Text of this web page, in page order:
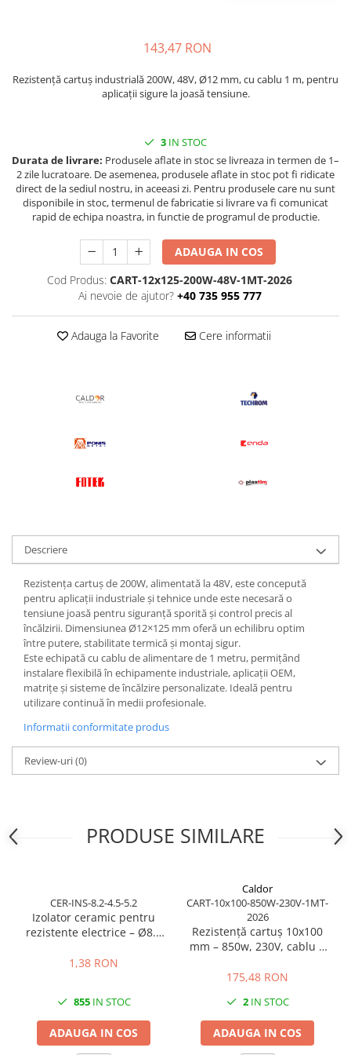
Rezistente electrice banda mica
Rezistente electrice plate mica
Incalzitor ceramic infrarosu
Rezistente electrice pentru uz
general
Incalzitoare Infrarosu (lampile sau
ceramice)
Lampile infrarosu
Incalzitor ceramic infrarosu
Accesorii
Accesorii
Rezistenta boiler
Rezistenta masina de spalat vase
Mese de lucru metalice &
echipamente de atelier
Bancuri & mese de lucru pentru
atelier
Bancuri de lucru 1.5 Metru
Bancuri de lucru industriale 2
metru
Carucior de scule
Carucior Atelier cu 5 sertare
BAK AG – Sudură & prelucrare
Unelte de Sudura cu Aer Cald
Duze sudura plastic cu aer cald
Cutie metalica de transport
Echipamente electrice și
automatizări
Conectori prize cabluri
Control și automatizare
Comutator și senzor
Controlere de temperatură
143,47 RON
Rezistență cartuș industrială 200W, 48V, Ø12 mm, cu cablu 1 m, pentru
aplicații sigure la joasă tensiune.
3 IN STOC
Durata de livrare: Produsele aflate in stoc se livreaza in termen de 1–
2 zile lucratoare. De asemenea, produsele aflate in stoc pot fi ridicate
direct de la sediul nostru, in aceeasi zi. Pentru produsele care nu sunt
disponibile in stoc, termenul de fabricatie si livrare va fi comunicat
rapid de echipa noastra, in functie de programul de productie.
ADAUGA IN COS
Cod Produs: CART-12x125-200W-48V-1MT-2026
Ai nevoie de ajutor? +40 735 955 777
Adauga la Favorite Cere informatii
Descriere
Rezistența cartuș de 200W, alimentată la 48V, este concepută
pentru aplicații industriale și tehnice unde este necesară o
tensiune joasă pentru siguranță sporită și control precis al
încălzirii. Dimensiunea Ø12×125 mm oferă un echilibru optim
între putere, stabilitate termică și montaj sigur.
Este echipată cu cablu de alimentare de 1 metru, permițând
instalare flexibilă în echipamente industriale, aplicații OEM,
matrițe și sisteme de încălzire personalizate. Ideală pentru
utilizare continuă în medii profesionale.
Informatii conformitate produs
Review-uri(0)
PRODUSE SIMILARE
CER-INS-8.2-4.5-5.2
Izolator ceramic pentru
rezistente electrice – Ø8.2
interior / lungime 5.2 mm
1,38 RON
855IN STOC
ADAUGA IN COS
Caldor
CART-10x100-850W-230V-1MT-
2026
Rezistență cartuș 10x100
mm – 850w, 230V, cablu 1
175,48 RON
2IN STOC
ADAUGA IN COS